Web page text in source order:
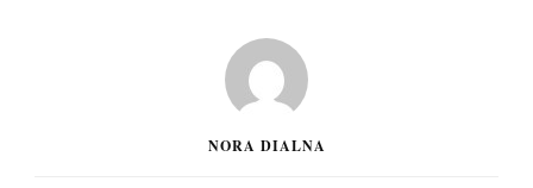
NORA DIALNA